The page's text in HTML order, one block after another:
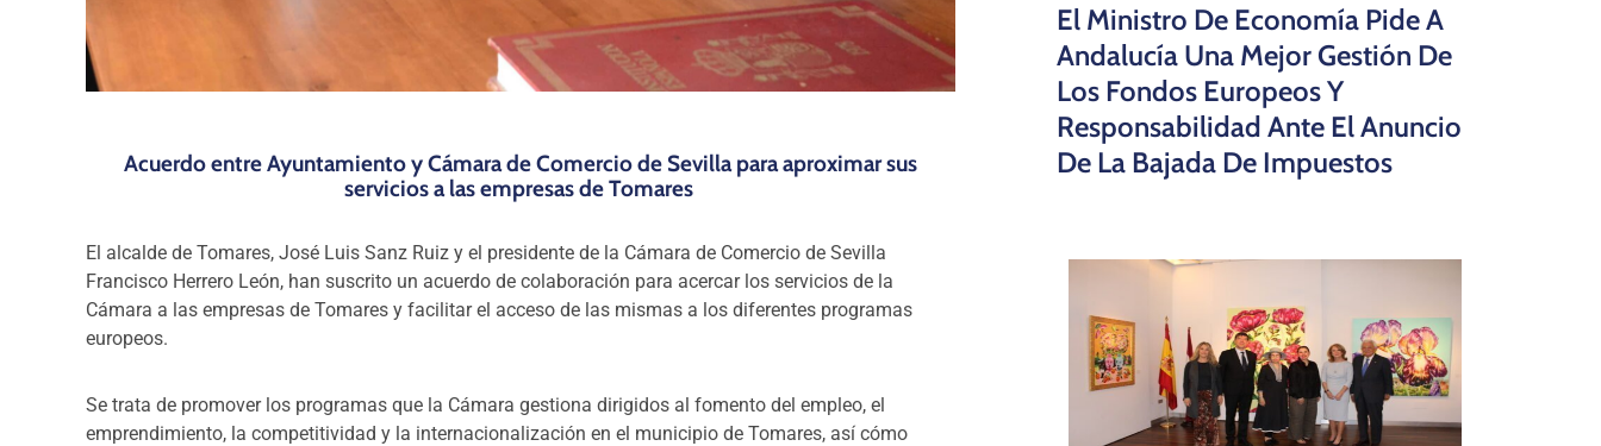
Acuerdo entre Ayuntamiento y Cámara de Comercio de Sevilla para aproximar sus
servicios a las empresas de Tomares
El alcalde de Tomares, José Luis Sanz Ruiz y el presidente de la Cámara de Comercio de Sevilla
Francisco Herrero León, han suscrito un acuerdo de colaboración para acercar los servicios de la
Cámara a las empresas de Tomares y facilitar el acceso de las mismas a los diferentes programas
europeos.
Se trata de promover los programas que la Cámara gestiona dirigidos al fomento del empleo, el
emprendimiento, la competitividad y la internacionalización en el municipio de Tomares, así cómo
El Ministro De Economía Pide A
Andalucía Una Mejor Gestión De
Los Fondos Europeos Y
Responsabilidad Ante El Anuncio
De La Bajada De Impuestos